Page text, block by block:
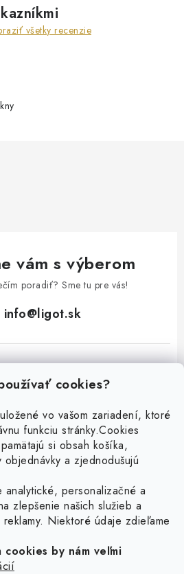
cookies?
vo vašom zariadení, ktoré
funkciu stránky.Cookies
si obsah košíka,
a zjednodušujú
personalizačné a
zlepšenie našich služieb a
Niektoré údaje zdieľame
cookies by nám veľmi
všetky recenzie
vám s výberom
poradiť? Sme tu pre vás!
info@ligot.sk